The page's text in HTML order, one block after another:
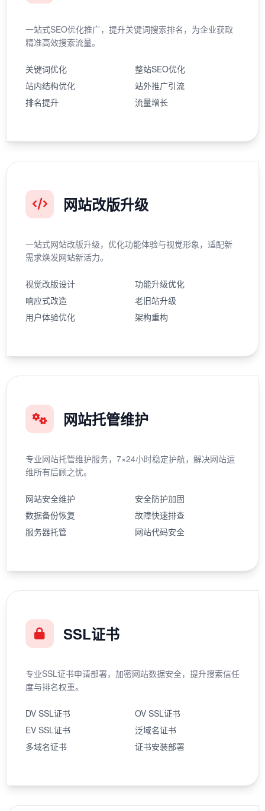
一站式SEO优化推广，提升关键词搜索排名，为企业获取
精准高效搜索流量。
关键词优化
整站SEO优化
站内结构优化
站外推广引流
排名提升
流量增长
网站改版升级
一站式网站改版升级，优化功能体验与视觉形象，适配新
需求焕发网站新活力。
视觉改版设计
功能升级优化
响应式改造
老旧站升级
用户体验优化
架构重构
网站托管维护
专业网站托管维护服务，7×24小时稳定护航，解决网站运
维所有后顾之忧。
网站安全维护
安全防护加固
数据备份恢复
故障快速排查
服务器托管
网站代码安全
SSL证书
专业SSL证书申请部署，加密网站数据安全，提升搜索信任
度与排名权重。
DV SSL证书
OV SSL证书
EV SSL证书
泛域名证书
多域名证书
证书安装部署